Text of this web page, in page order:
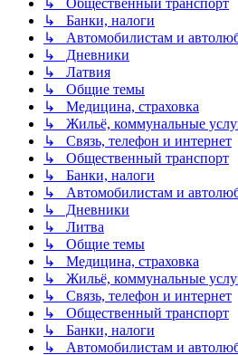
↳ Банки, налоги
↳ Автомобилистам и
↳ Дневники
↳ Латвия
↳ Общие темы
↳ Медицина, страховка
↳ Жильё, коммунальные
↳ Связь, телефон и интернет
↳ Общественный транспорт
↳ Банки, налоги
↳ Автомобилистам и
↳ Дневники
↳ Литва
↳ Общие темы
↳ Медицина, страховка
↳ Жильё, коммунальные
↳ Связь, телефон и интернет
↳ Общественный транспорт
↳ Банки, налоги
↳ Автомобилистам и